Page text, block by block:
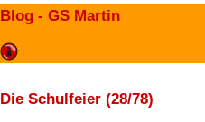
Blog - GS Martin
Die Schulfeier (28/78)